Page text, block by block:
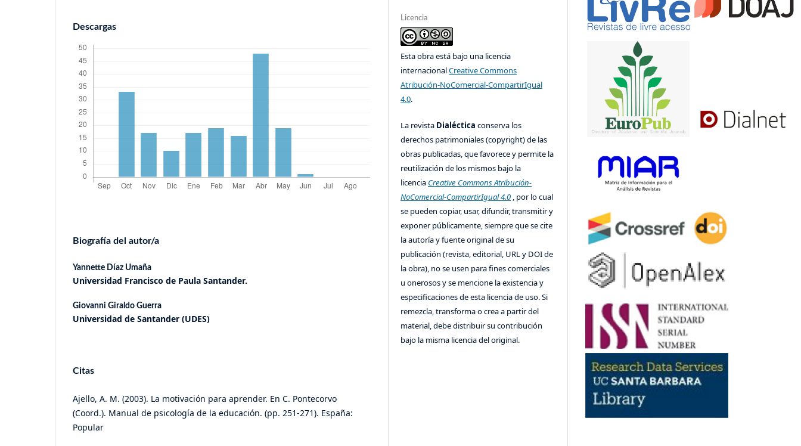
Descargas
Biografía del autor/a
Yannette Díaz Umaña
Universidad Francisco de Paula Santander.
Giovanni Giraldo Guerra
Universidad de Santander (UDES)
Citas
Ajello, A. M. (2003). La motivación para aprender. En C. Pontecorvo
(Coord.). Manual de psicología de la educación. (pp. 251-271). España:
Popular
Licencia
Esta obra está bajo una licencia
internacionalCreative Commons
Atribución-NoComercial-CompartirIgual
4.0.
La revista Dialécticaconserva los
derechos patrimoniales (copyright) de las
obras publicadas, que favorece y permite la
reutilización de los mismos bajo la
licencia Creative Commons Atribución-
NoComercial-CompartirIgual 4.0 , por lo cual
se pueden copiar, usar, difundir, transmitir y
exponer públicamente, siempre que se cite
la autoría y fuente original de su
publicación (revista, editorial, URL y DOI de
la obra), no se usen para fines comerciales
u onerosos y se mencione la existencia y
especificaciones de esta licencia de uso. Si
remezcla, transforma o crea a partir del
material, debe distribuir su contribución
bajo la misma licencia del original.